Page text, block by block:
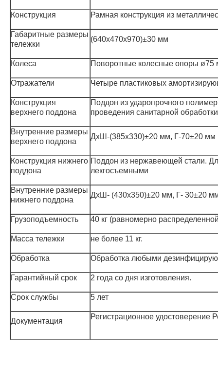
Конструкция Рамная конструкция из
Габаритные размеры
тележки
(640х470х970)±30 мм
Колеса Поворотные колесные опоры ø75
Отражатели Четыре пластиковых
Конструкция
верхнего поддона
Поддон из ударопрочного
проведения санитарной
Внутренние размеры
верхнего поддона
ДхШ-(385х330)±20 мм, Г-70±20 мм
Конструкция нижнего
поддона
Поддон из нержавеющей стали.
лекгосъемными
Внутренние размеры
нижнего поддона
ДхШ- (430х350)±20 мм, Г- 30±20
Грузоподъемность 40 кг (равномерно
Масса тележки не более 11 кг.
Обработка Обработка любыми
Гарантийный срок 2 года со дня изготовления.
Срок службы 5 лет
Документация
Регистрационное удостоверение